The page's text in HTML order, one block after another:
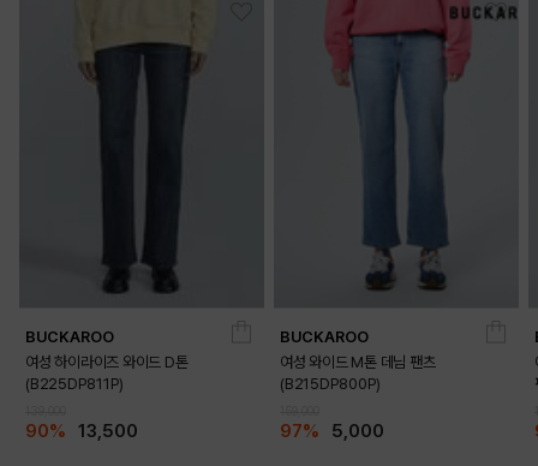
BUCKAROO
여성 하이라이즈 와이드 D톤
(B225DP811P)
90% 13,500
BUCKAROO
여성 와이드 M톤 데님 팬츠
(B215DP800P)
97% 5,000